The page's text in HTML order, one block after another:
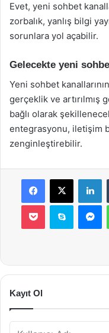
Evet, yeni sohbet
zorbalık, yanlış bilgi
sorunlara yol açabilir.
Gelecekte yeni
Yeni sohbet
gerçeklik ve
bağlı olarak
entegrasyonu, iletişim
zenginleştirebilir.
Facebook
X
Pocket Skype
Kayıt Ol